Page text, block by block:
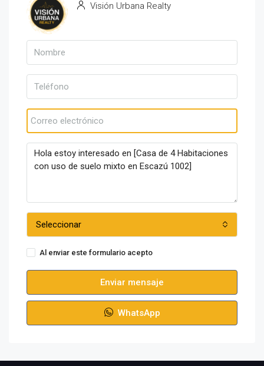
Visión Urbana Realty
Seleccionar
Al enviar este formulario acepto
Enviar mensaje
WhatsApp